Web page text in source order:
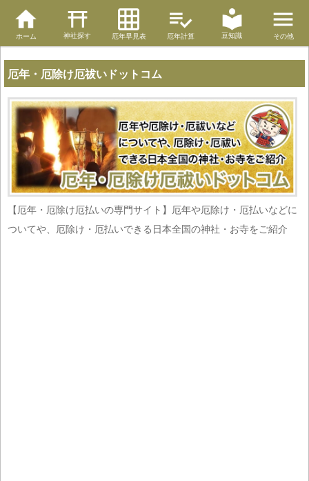
ホーム 神社探す 厄年早見表 厄年計算 豆知識 その他
厄年・厄除け厄祓いドットコム
【厄年・厄除け厄払いの専門サイト】厄年や厄除け・厄払いなどに
ついてや、厄除け・厄払いできる日本全国の神社・お寺をご紹介